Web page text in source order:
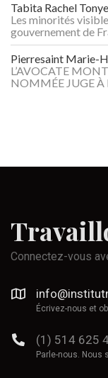
Tabita Rachel Tonye
Les minorités
gouvernement de
Pierresaint Marie-
L’AVOCATE
NOMMÉE JUGE À
Connectez-vous
Écrivez-nous et
(1) 514 625
Parle-nous. Nous